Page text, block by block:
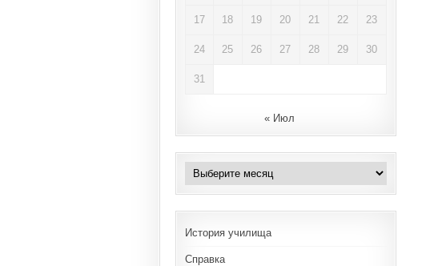
17 18 19 20 21 22 23
24 25 26 27 28 29 30
31
« Июл
Архивы
История училища
Справка